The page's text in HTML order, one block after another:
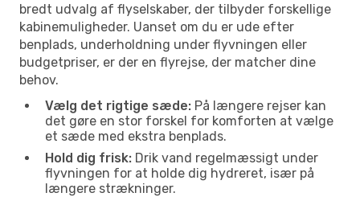
bredt udvalg af flyselskaber, der tilbyder forskellige
kabinemuligheder. Uanset om du er ude efter
benplads, underholdning under flyvningen eller
budgetpriser, er der en flyrejse, der matcher dine
behov.
Vælg det rigtige sæde: På længere rejser kan
det gøre en stor forskel for komforten at vælge
et sæde med ekstra benplads.
Hold dig frisk: Drik vand regelmæssigt under
flyvningen for at holde dig hydreret, især på
længere strækninger.